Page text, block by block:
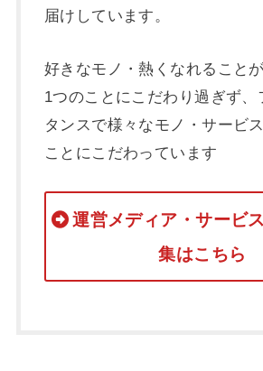
届けしています。
好きなモノ・熱くなれること
1つのことにこだわり過ぎず、
タンスで様々なモノ・サービ
ことにこだわっています
運営メディア・サービ
集はこちら